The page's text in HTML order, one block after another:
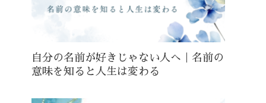
自分の名前が好きじゃない人へ｜名前の
意味を知ると人生は変わる